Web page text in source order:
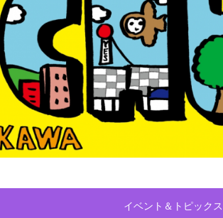
イベント＆トピックス